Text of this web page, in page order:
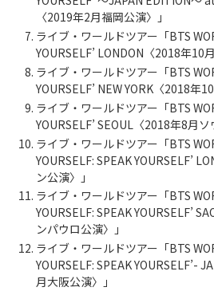
〈2019年2月福岡公演〉」
ライブ・ワールドツアー「BTS
YOURSELF’ LONDON〈2018年10
ライブ・ワールドツアー「BTS
YOURSELF’ NEW YORK〈2018年
ライブ・ワールドツアー「BTS
YOURSELF’ SEOUL〈2018年8月ソ
ライブ・ワールドツアー「BTS
YOURSELF: SPEAK YOURSELF’
ン公演〉」
ライブ・ワールドツアー「BTS
YOURSELF: SPEAK YOURSELF’
ンパウロ公演〉」
ライブ・ワールドツアー「BTS
YOURSELF: SPEAK YOURSELF’-
月大阪公演〉」